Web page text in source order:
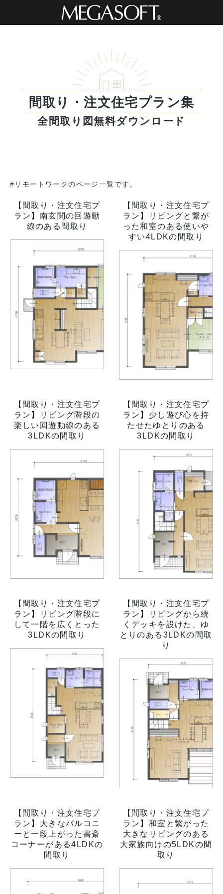
間取り・注文住宅プラン集
全間取り図無料ダウンロード
#リモートワークのページ一覧です。
【間取り・注文住宅プ
ラン】南玄関の回遊動
線のある間取り
【間取り・注文住宅プ
ラン】リビングと繋が
った和室のある使いや
すい4LDKの間取り
【間取り・注文住宅プ
ラン】リビング階段の
楽しい回遊動線のある
3LDKの間取り
【間取り・注文住宅プ
ラン】少し遊び心を持
たせたゆとりのある
3LDKの間取り
【間取り・注文住宅プ
ラン】リビング階段に
して一階を広くとった
3LDKの間取り
【間取り・注文住宅プ
ラン】リビングから続
くデッキを設けた、ゆ
とりのある3LDKの間取
り
【間取り・注文住宅プ
ラン】大きなバルコニ
ーと一段上がった書斎
コーナーがある4LDKの
間取り
【間取り・注文住宅プ
ラン】和室と繋がった
大きなリビングのある
大家族向けの5LDKの間
取り